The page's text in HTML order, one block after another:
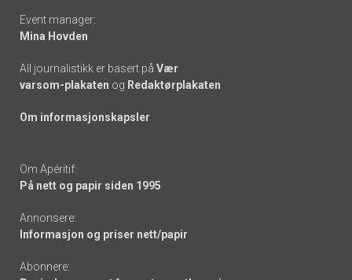
Event manager:
Mina Hovden
All journalistikk er basert på Vær
varsom-plakaten og Redaktørplakaten
Om informasjonskapsler
Om Apéritif:
På nett og papir siden 1995
Annonsere:
Informasjon og priser nett/papir
Abonnere: